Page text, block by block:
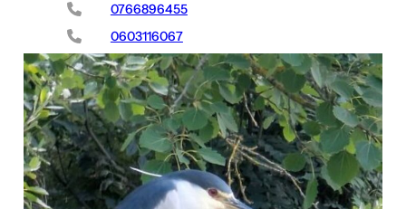
0766896455
0603116067